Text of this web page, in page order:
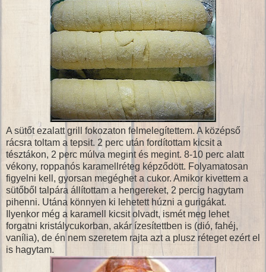
A sütőt ezalatt grill fokozaton felmelegítettem. A középső
rácsra toltam a tepsit. 2 perc után fordítottam kicsit a
tésztákon, 2 perc múlva megint és megint. 8-10 perc alatt
vékony, roppanós karamellréteg képződött. Folyamatosan
figyelni kell, gyorsan megéghet a cukor. Amikor kivettem a
sütőből talpára állítottam a hengereket, 2 percig hagytam
pihenni. Utána könnyen ki lehetett húzni a gurigákat.
Ilyenkor még a karamell kicsit olvadt, ismét meg lehet
forgatni kristálycukorban, akár ízesítettben is (dió, fahéj,
vanília), de én nem szeretem rajta azt a plusz réteget ezért el
is hagytam.